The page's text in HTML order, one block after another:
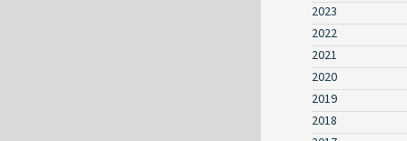
2023
2022
2021
2020
2019
2018